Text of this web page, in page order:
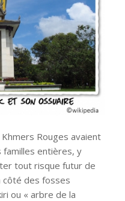
Rouges avaient
entières, y
tout risque futur de
côté des fosses
ou « arbre de la